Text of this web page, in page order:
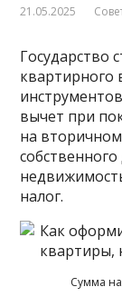
21.05.2025
Государство
квартирного
вычет при
на
налог.
Сумма